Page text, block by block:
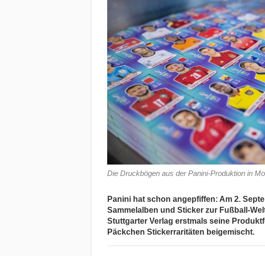
Die Druckbögen aus der Panini-Produktion in
Panini hat schon angepfiffen: Am 2.
Sammelalben und Sticker zur Fußball-
Stuttgarter Verlag erstmals seine
Päckchen Stickerraritäten beigemischt.